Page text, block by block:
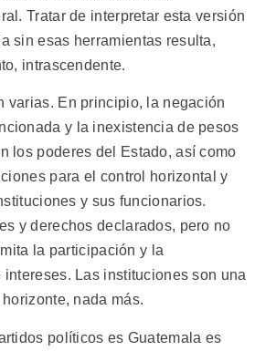
Tratar de interpretar esta versión
sin esas herramientas resulta,
intrascendente.
varias. En principio, la negación
y la inexistencia de pesos
los poderes del Estado, así como
para el control horizontal y
y sus funcionarios.
y derechos declarados, pero no
la participación y la
intereses. Las instituciones son una
nada más.
políticos es Guatemala es